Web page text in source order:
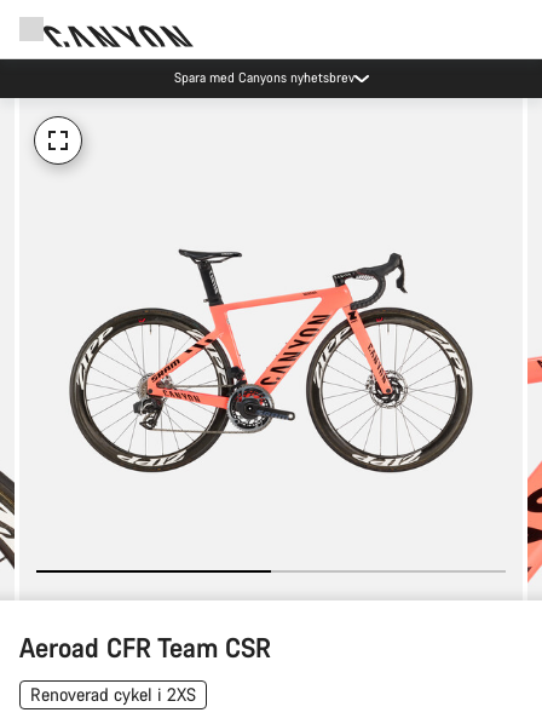
Spara med Canyons nyhetsbrev
Aeroad CFR Team CSR
Renoverad cykel i 2XS